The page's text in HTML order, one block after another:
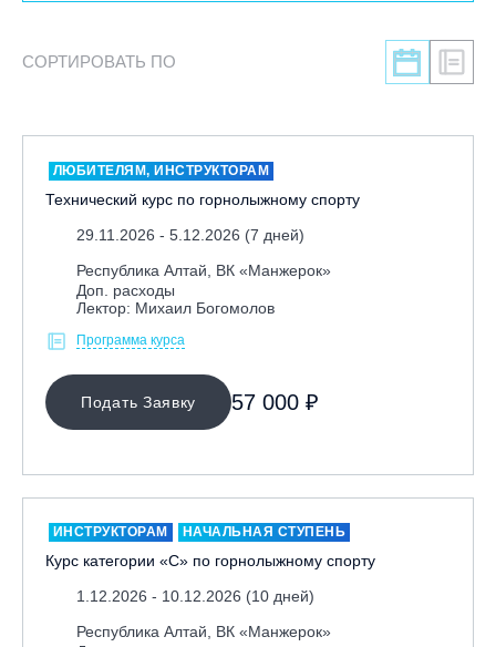
ЛЕКТОР
МЕСТО ПРОВЕДЕНИЯ
Байкальск, ГЛЦ «Гора Соболиная»
Грузия, ГК «Гудаури»
Дистанционно
Екатеринбург, ГЛЦ «Уктус»
Ижевск, КАО «Нечкино»
Иркутск, ГЛЦ «Олха»
СОРТИРОВАТЬ ПО
ЛЮБИТЕЛЯМ, ИНСТРУКТОРАМ
Технический курс по горнолыжному спорту
29.11.2026 - 5.12.2026 (7 дней)
Республика Алтай, ВК «Манжерок»
Доп. расходы
Лектор: Михаил Богомолов
Программа курса
Подать Заявку 57 000 ₽
ИНСТРУКТОРАМ НАЧАЛЬНАЯ СТУПЕНЬ
Курс категории «С» по горнолыжному спорту
1.12.2026 - 10.12.2026 (10 дней)
Республика Алтай, ВК «Манжерок»